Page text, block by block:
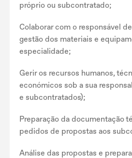
próprio ou subcontratado;
Colaborar com o responsável
gestão dos materiais e
especialidade;
Gerir os recursos humanos,
económicos sob a sua
e subcontratados);
Preparação da documentação
pedidos de propostas aos
Análise das propostas e